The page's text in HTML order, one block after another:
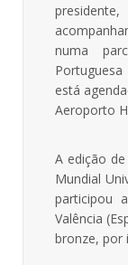
numa
está
Aeroporto
A edição
Mundial
participou
Valência
bronze, por